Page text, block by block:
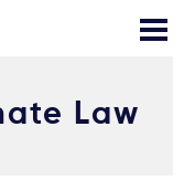
Kontakt
Law